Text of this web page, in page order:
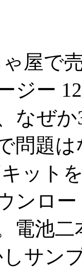
屋で
ジー
なぜ
問題
ット
ンロ
電池
サン